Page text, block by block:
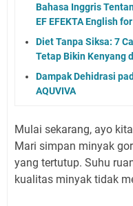
Bahasa Inggris
EF EFEKTA English
Diet Tanpa Siksa: 7
Tetap Bikin Kenyang
Dampak Dehidrasi
AQUVIVA
Mulai sekarang, ayo
Mari simpan minyak
yang tertutup. Suhu
kualitas minyak tidak